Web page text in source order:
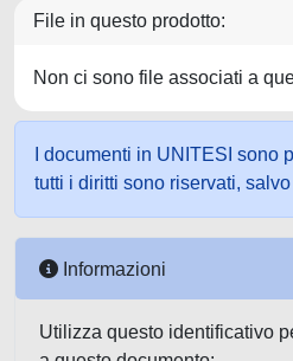
File in questo prodotto:
Non ci sono file associati a
I documenti in UNITESI sono
tutti i diritti sono riservati,
Informazioni
Utilizza questo identificativo